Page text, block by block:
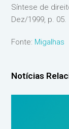
Síntese de
Dez/1999, p. 05.
Fonte: Migalhas
Notícias